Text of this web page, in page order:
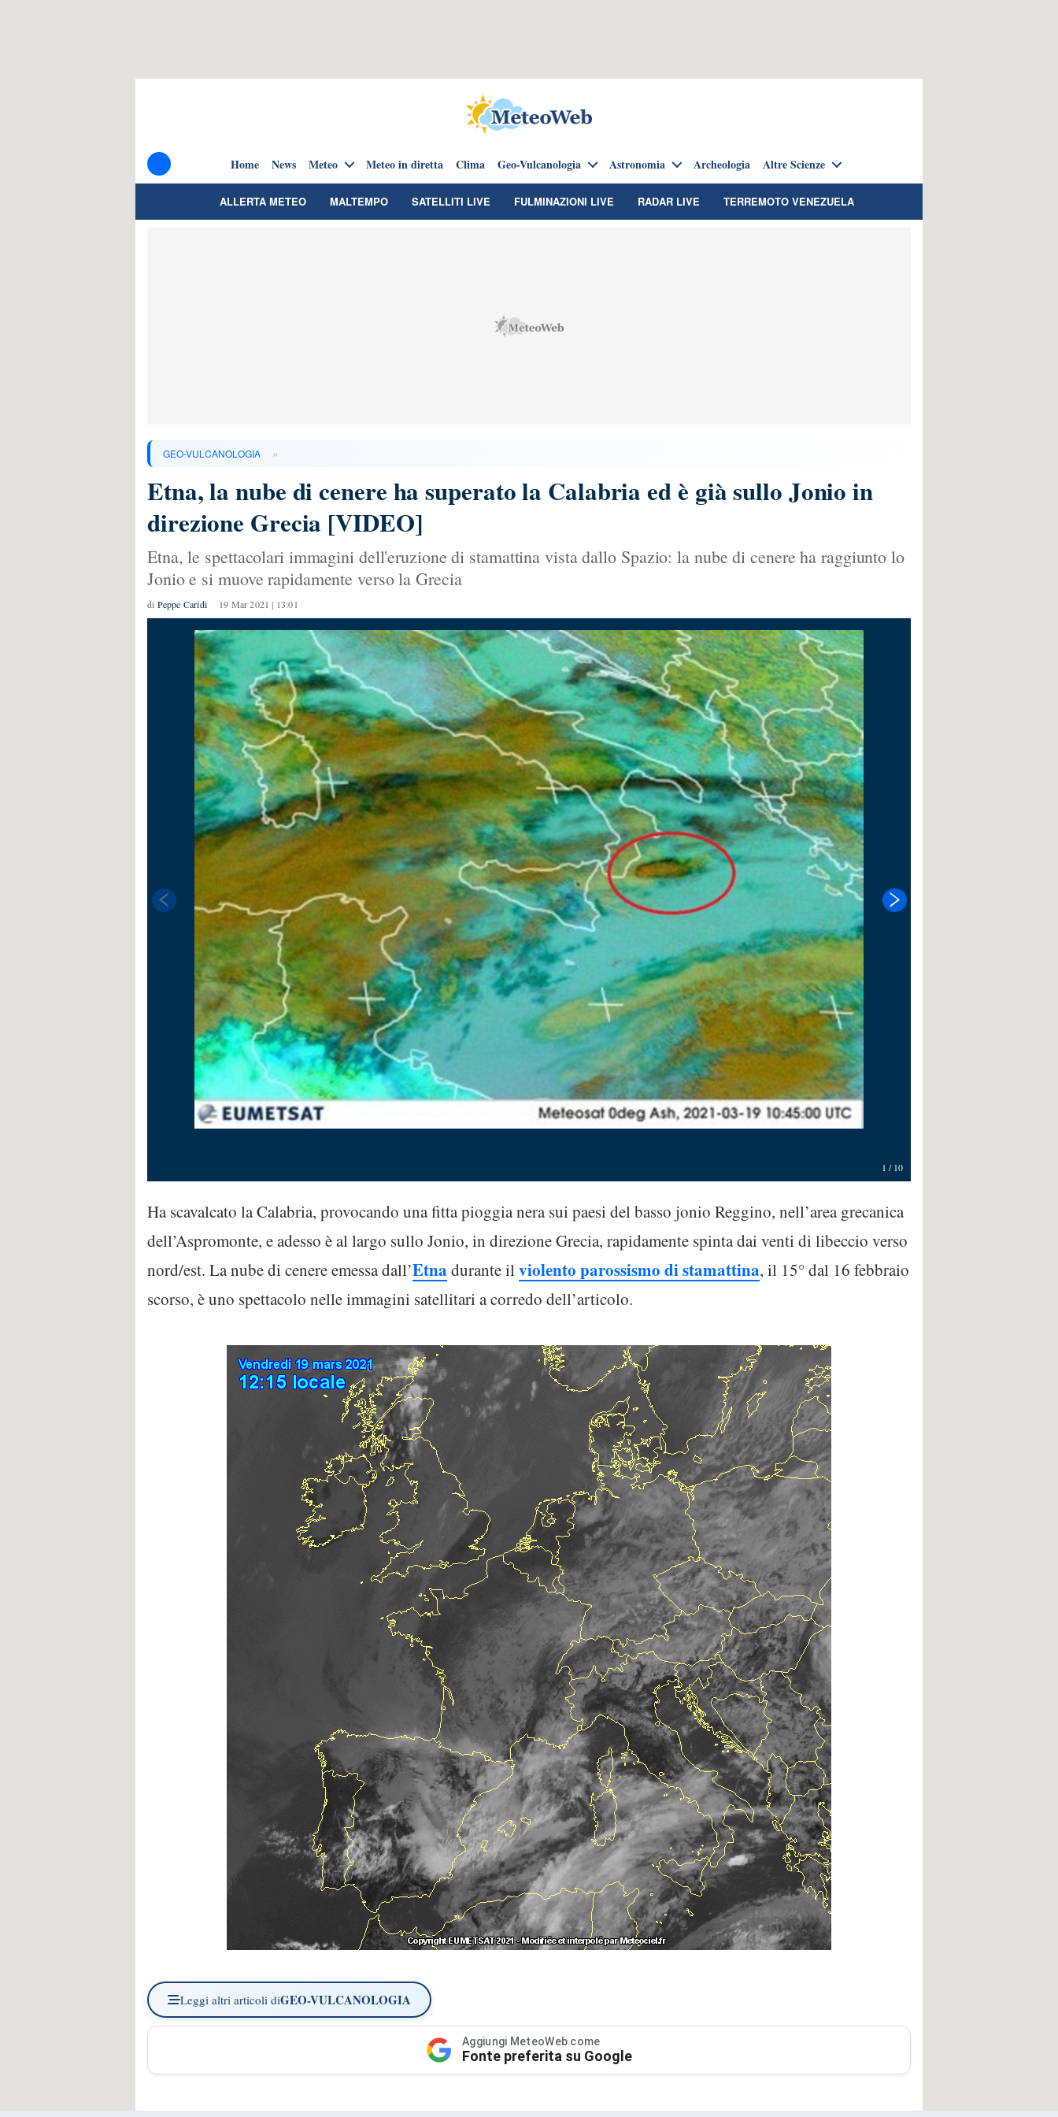
Home News Meteo Meteo in diretta Clima Geo-Vulcanologia Astronomia Archeologia Altre Scienze
ALLERTA METEO MALTEMPO SATELLITI LIVE FULMINAZIONI LIVE RADAR LIVE TERREMOTO VENEZUELA
GEO-VULCANOLOGIA »
Etna, la nube di cenere ha superato la Calabria ed è già sullo Jonio in
direzione Grecia [VIDEO]
Etna, le spettacolari immagini dell'eruzione di stamattina vista dallo Spazio: la nube di cenere ha raggiunto lo
Jonio e si muove rapidamente verso la Grecia
di Peppe Caridi 19 Mar 2021 | 13:01
1 /10
Ha scavalcato la Calabria, provocando una fitta pioggia nera sui paesi del basso jonio Reggino, nell’area grecanica
dell’Aspromonte, e adesso è al largo sullo Jonio, in direzione Grecia, rapidamente spinta dai venti di libeccio verso
nord/est. La nube di cenere emessa dall’Etna durante ilviolento parossismo di stamattina, il 15° dal 16 febbraio
scorso, è uno spettacolo nelle immagini satellitari a corredo dell’articolo.
Leggi altri articoli diGEO-VULCANOLOGIA
Aggiungi MeteoWeb come
Fonte preferita su Google